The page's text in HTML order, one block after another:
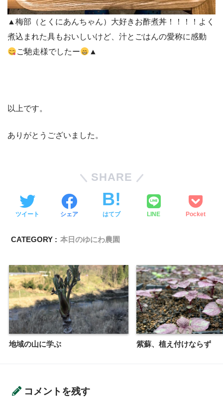
▲梅部（とくにあんちゃん）大好きお酢煮丼！！！！よく
煮込まれた具もおいしいけど、汁とごはんの愛称に感動
ご馳走様でしたー
▲
以上です。
ありがとうございました。
SHARE
ツイート シェア はてブ LINE Pocket
CATEGORY : 本日のゆにわ農園
地域の山に学ぶ 紫蘇、植え付けならず
コメントを残す